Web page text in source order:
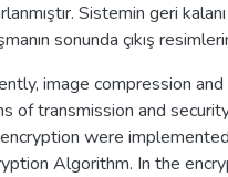
Sistemin geri
sonunda çıkış
image compression
of transmission and
were
Algorithm. In the